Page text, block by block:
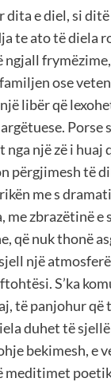
dita e diel, si
te ato të diela
ngjall
ose
libër që
Porse
një zë i huaj
përgjimesh të
me s
me zbrazëtinë e
që nuk thonë
një
S’ka
të panjohur që
duhet të
bekimesh, e
meditimet